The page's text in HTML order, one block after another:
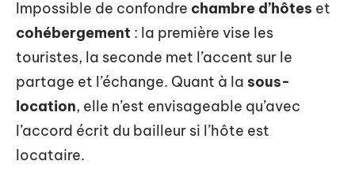
Impossible de confondre chambre d’hôtes et
cohébergement : la première vise les
touristes, la seconde met l’accent sur le
partage et l’échange. Quant à la sous-
location, elle n’est envisageable qu’avec
l’accord écrit du bailleur si l’hôte est
locataire.